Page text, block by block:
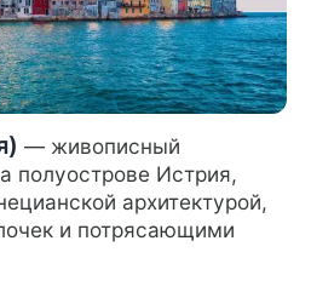
— живописный
полуострове Истрия,
архитектурой,
и потрясающими